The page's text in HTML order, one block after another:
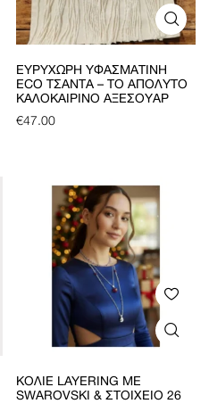
ΕΥΡΎΧΩΡΗ ΥΦΑΣΜΆΤΙΝΗ
ECO ΤΣΆΝΤΑ – ΤΟ ΑΠΌΛΥΤΟ
ΚΑΛΟΚΑΙΡΙΝΌ ΑΞΕΣΟΥΆΡ
€47.00
ΚΟΛΙΈ LAYERING ΜΕ
SWAROVSKI & ΣΤΟΙΧΕΊΟ 26